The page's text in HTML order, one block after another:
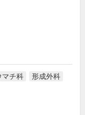
マチ科
形成外科